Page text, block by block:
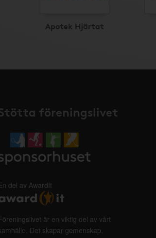
Apotek Hjärtat
föreningslivet
del av AwardIt
är en viktig del av vårt
Det skapar gemenskap,